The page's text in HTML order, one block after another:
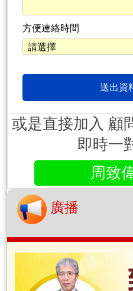
方便連絡時間
或是直接加入 顧
即時一
周致
廣播